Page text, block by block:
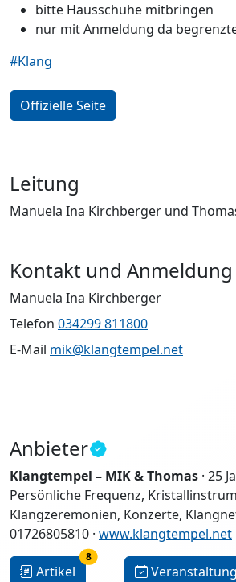
bitte Hausschuhe mitbringen
nur mit Anmeldung da
#Klang
Offizielle Seite
Leitung
Manuela Ina Kirchberger und
Kontakt und Anmeldung
Manuela Ina Kirchberger
Telefon 034299 811800
E-Mail mik@klangtempel.net
Anbieter
Klangtempel – MIK & Thomas · 25
Persönliche Frequenz,
Klangzeremonien, Konzerte,
01726805810 · www.klangtempel.net
Artikel
8